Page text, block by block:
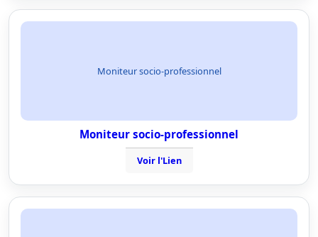
Moniteur socio-professionnel
Moniteur socio-professionnel
Voir l'Lien